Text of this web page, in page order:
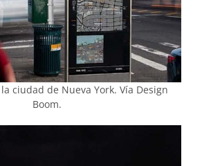
ciudad de Nueva York. Vía Design
Boom.